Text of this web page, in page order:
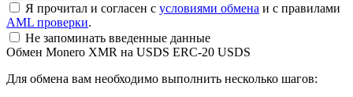
Я прочитал и согласен с условиями обмена и с правилами
AML проверки.
Не запоминать введенные данные
Обмен Monero XMR на USDS ERC-20 USDS
Для обмена вам необходимо выполнить несколько шагов: